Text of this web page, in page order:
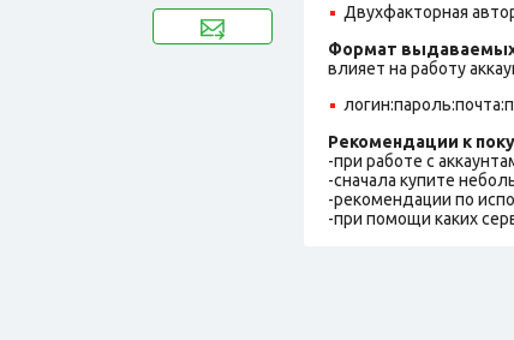
Двухфакторная
Формат выдаваемых
влияет на работу
Рекомендации к
-при работе с
-сначала купите
-рекомендации по
-при помощи каких